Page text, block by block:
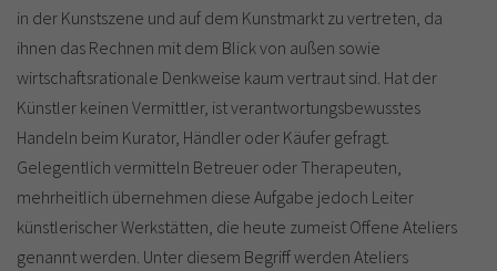
in der Kunstszene und auf dem Kunstmarkt zu vertreten, da
ihnen das Rechnen mit dem Blick von außen sowie
wirtschaftsrationale Denkweise kaum vertraut sind. Hat der
Künstler keinen Vermittler, ist verantwortungsbewusstes
Handeln beim Kurator, Händler oder Käufer gefragt.
Gelegentlich vermitteln Betreuer oder Therapeuten,
mehrheitlich übernehmen diese Aufgabe jedoch Leiter
künstlerischer Werkstätten, die heute zumeist Offene Ateliers
genannt werden. Unter diesem Begriff werden Ateliers